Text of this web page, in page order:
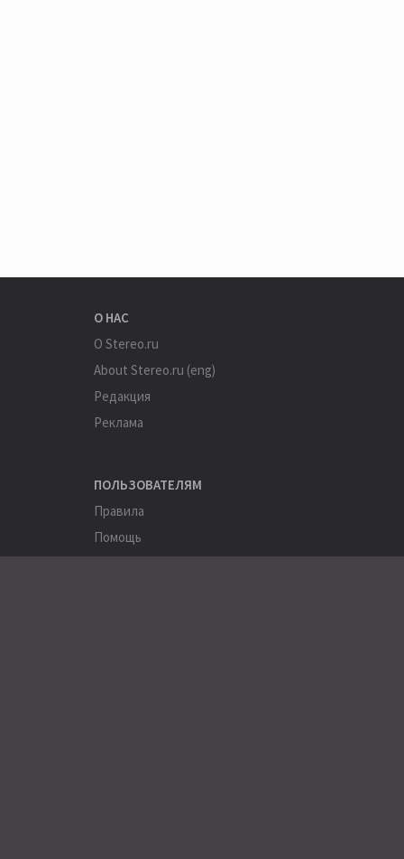
О НАС
О Stereo.ru
About Stereo.ru (eng)
Редакция
Реклама
ПОЛЬЗОВАТЕЛЯМ
Правила
Помощь